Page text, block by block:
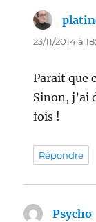
23/11/2014 à
Parait que
Sinon, j’ai
fois !
Répondre
Psycho